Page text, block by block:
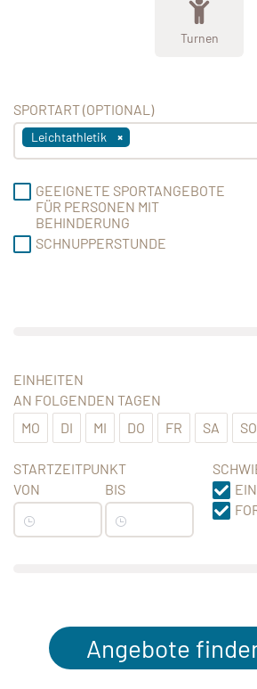
Turnen
SPORTART (OPTIONAL)
Leichtathletik
GEEIGNETE SPORTANGEBOTE
FÜR PERSONEN MIT
BEHINDERUNG
SCHNUPPERSTUNDE
EINHEITEN
AN FOLGENDEN TAGEN
MO
DI MI DO FR SA SO
STARTZEITPUNKT
VON
BIS
Angebote